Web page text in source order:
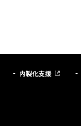
内製化支援